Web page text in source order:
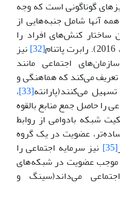
گوناگونی است که وجه
آنها شامل جنبه‌هایی از
ساختار کنش‌های افراد را
، 2016). رابرت پاتنام [32]
نیز
اجتماعی مانند
تعریف می‌کند که هماهنگی و
می‌کنند(پارانته[33]
،
را حاصل جمع منابع بالقوه
شبکه بادوامی از روابط
عضویت در یک گروه
[35]
نیز سرمایه اجتماعی را
به موجب عضویت در شبکه‌های
می‌داند(سینگ و